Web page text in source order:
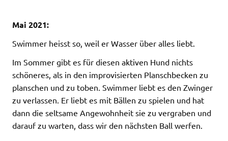
Mai 2021:
Swimmer heisst so, weil er Wasser über alles liebt.
Im Sommer gibt es für diesen aktiven Hund nichts
schöneres, als in den improvisierten Planschbecken zu
planschen und zu toben. Swimmer liebt es den Zwinger
zu verlassen. Er liebt es mit Bällen zu spielen und hat
dann die seltsame Angewohnheit sie zu vergraben und
darauf zu warten, dass wir den nächsten Ball werfen.